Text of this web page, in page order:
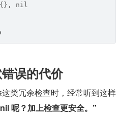
nil
误的代价
类冗余检查时，经常听到这样
呢？加上检查更安全。”